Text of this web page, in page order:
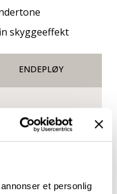
et personlig
skyggeeffekt
ENDEPLØY